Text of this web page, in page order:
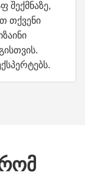
შექმნაზე,
თქვენი